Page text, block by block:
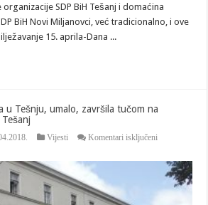
SDP BiH Tešanj i domaćina
BiH Novi Miljanovci, već tradicionalno, i ove
15. aprila-Dana ...
u Tešnju, umalo, završila tučom na
Vijesti Komentari isključeni
prava
boraca
u